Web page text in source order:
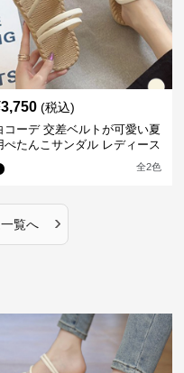
3,750 (税込)
コーデ 交差ベルトが可愛い夏
ぺたんこサンダル レディース
全2色
覧へ ›